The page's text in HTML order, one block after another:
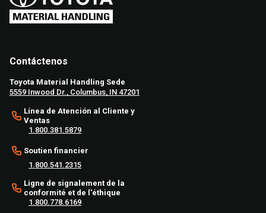
Contáctenos
Toyota Material Handling Sede
5559 Inwood Dr., Columbus, IN 47201
Línea de Atención al Cliente y
Ventas
1.800.381.5879
Soutien financier
1.800.541.2315
Ligne de signalement de la
conformité et de l'éthique
1.800.778.6169